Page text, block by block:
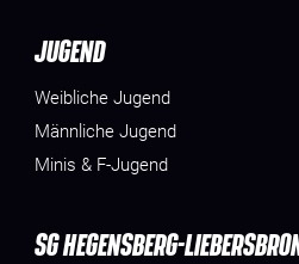
JUGEND
Weibliche Jugend
Männliche Jugend
Minis & F-Jugend
SG HEGENSBERG-